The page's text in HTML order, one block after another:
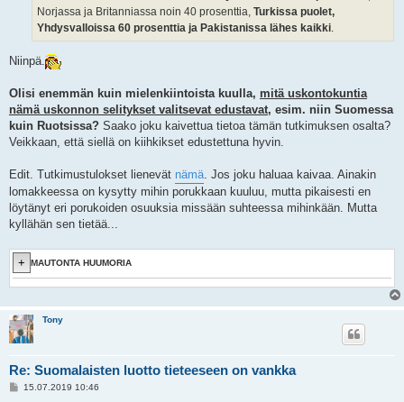
Norjassa ja Britanniassa noin 40 prosenttia, Turkissa puolet,
Yhdysvalloissa 60 prosenttia ja Pakistanissa lähes kaikki.
Niinpä.
Olisi enemmän kuin mielenkiintoista kuulla, mitä uskontokuntia
nämä uskonnon selitykset valitsevat edustavat, esim. niin Suomessa
kuin Ruotsissa? Saako joku kaivettua tietoa tämän tutkimuksen osalta?
Veikkaan, että siellä on kiihkikset edustettuna hyvin.
Edit. Tutkimustulokset lienevät nämä . Jos joku haluaa kaivaa. Ainakin
lomakkeessa on kysytty mihin porukkaan kuuluu, mutta pikaisesti en
löytänyt eri porukoiden osuuksia missään suhteessa mihinkään. Mutta
kyllähän sen tietää...
MAUTONTA HUUMORIA
Tony
Re: Suomalaisten luotto tieteeseen on vankka
V15.07.2019 10:46